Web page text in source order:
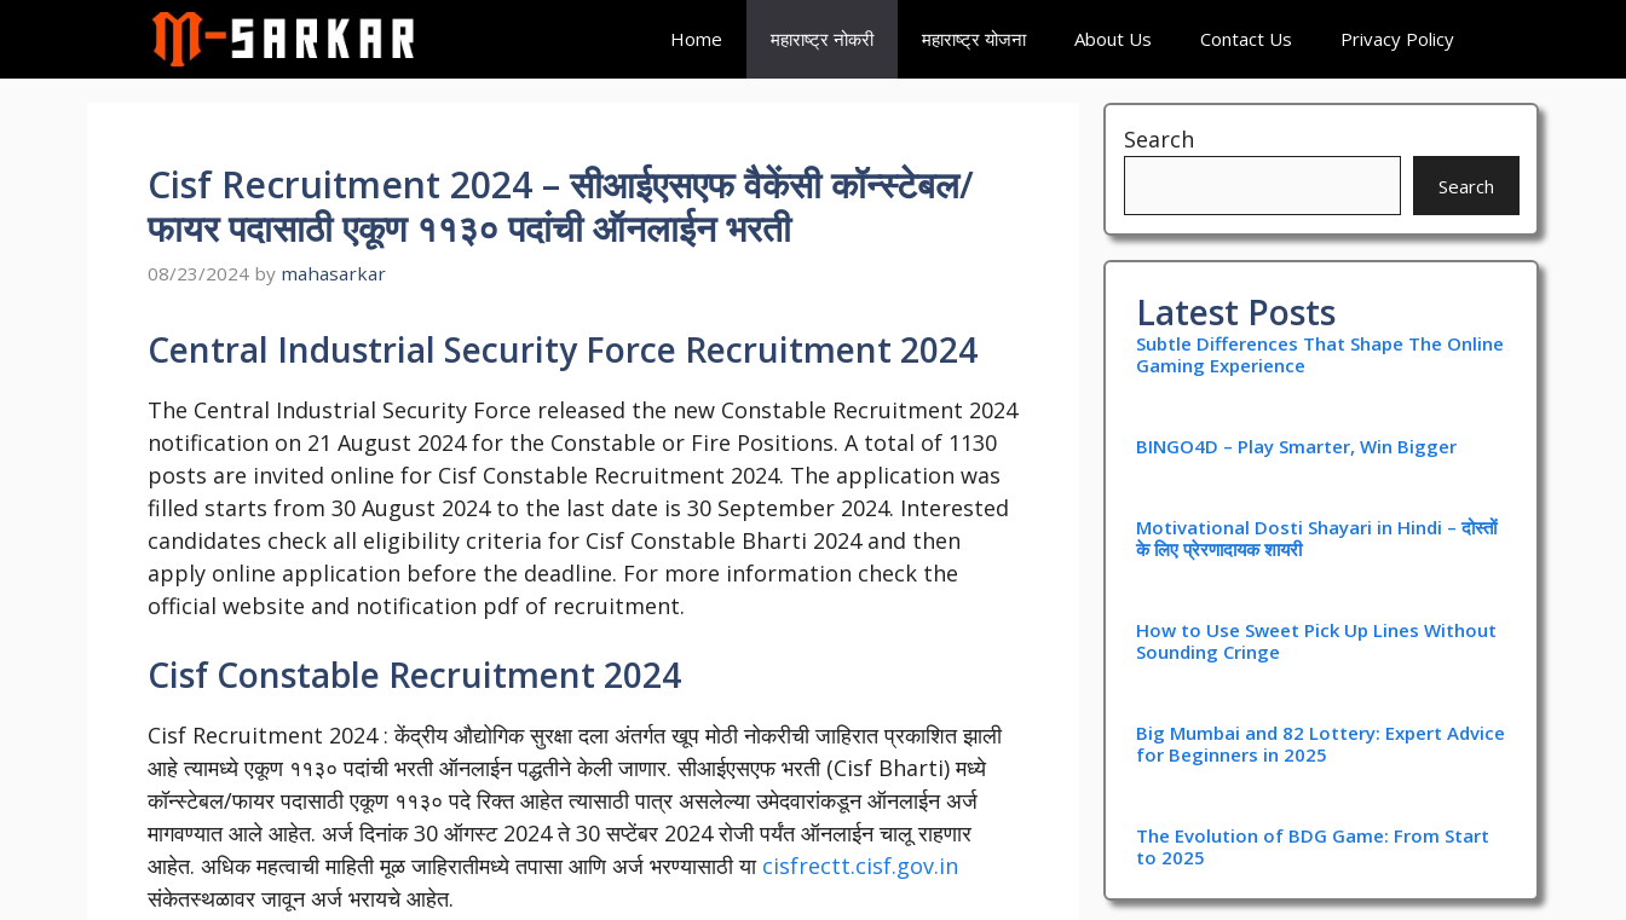
content
Home महाराष्ट्र नोकरी महाराष्ट्र योजना About Us Contact Us Privacy Policy
Cisf Recruitment 2024 – सीआईएसएफ वैकेंसी कॉन्स्टेबल/
फायर पदासाठी एकूण ११३० पदांची ऑनलाईन भरती
08/23/2024 by mahasarkar
Central Industrial Security Force Recruitment 2024
The Central Industrial Security Force released the new Constable Recruitment 2024
notification on 21 August 2024 for the Constable or Fire Positions. A total of 1130
posts are invited online for Cisf Constable Recruitment 2024. The application was
filled starts from 30 August 2024 to the last date is 30 September 2024. Interested
candidates check all eligibility criteria for Cisf Constable Bharti 2024 and then
apply online application before the deadline. For more information check the
official website and notification pdf of recruitment.
Cisf Constable Recruitment 2024
Cisf Recruitment 2024 : केंद्रीय औद्योगिक सुरक्षा दला अंतर्गत खूप मोठी नोकरीची जाहिरात प्रकाशित झाली
आहे त्यामध्ये एकूण ११३० पदांची भरती ऑनलाईन पद्धतीने केली जाणार. सीआईएसएफ भरती (Cisf Bharti) मध्ये
कॉन्स्टेबल/फायर पदासाठी एकूण ११३० पदे रिक्त आहेत त्यासाठी पात्र असलेल्या उमेदवारांकडून ऑनलाईन अर्ज
मागवण्यात आले आहेत. अर्ज दिनांक 30 ऑगस्ट 2024 ते 30 सप्टेंबर 2024 रोजी पर्यंत ऑनलाईन चालू राहणार
आहेत. अधिक महत्वाची माहिती मूळ जाहिरातीमध्ये तपासा आणि अर्ज भरण्यासाठी याcisfrectt.cisf.gov.in
संकेतस्थळावर जावून अर्ज भरायचे आहेत.
Search
Search
Latest Posts
Subtle Differences That Shape The Online
Gaming Experience
BINGO4D – Play Smarter, Win Bigger
Motivational Dosti Shayari in Hindi – दोस्तों
के लिए प्रेरणादायक शायरी
How to Use Sweet Pick Up Lines Without
Sounding Cringe
Big Mumbai and 82 Lottery: Expert Advice
for Beginners in 2025
The Evolution of BDG Game: From Start
to 2025